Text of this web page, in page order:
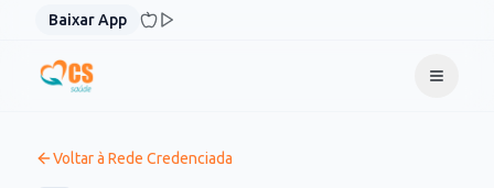
Pular para o conteúdo
Baixar App
Voltar à Rede Credenciada